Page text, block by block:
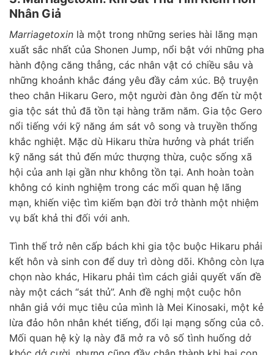
Nhân Giả
Marriagetoxin là một trong những series hài lãng mạn
xuất sắc nhất của Shonen Jump, nổi bật với những pha
hành động căng thẳng, các nhân vật có chiều sâu và
những khoảnh khắc đáng yêu đầy cảm xúc. Bộ truyện
theo chân Hikaru Gero, một người đàn ông đến từ một
gia tộc sát thủ đã tồn tại hàng trăm năm. Gia tộc Gero
nổi tiếng với kỹ năng ám sát vô song và truyền thống
khắc nghiệt. Mặc dù Hikaru thừa hưởng và phát triển
kỹ năng sát thủ đến mức thượng thừa, cuộc sống xã
hội của anh lại gần như không tồn tại. Anh hoàn toàn
không có kinh nghiệm trong các mối quan hệ lãng
mạn, khiến việc tìm kiếm bạn đời trở thành một nhiệm
vụ bất khả thi đối với anh.
Tình thế trở nên cấp bách khi gia tộc buộc Hikaru phải
kết hôn và sinh con để duy trì dòng dõi. Không còn lựa
chọn nào khác, Hikaru phải tìm cách giải quyết vấn đề
này một cách “sát thủ”. Anh đề nghị một cuộc hôn
nhân giả với mục tiêu của mình là Mei Kinosaki, một kẻ
lừa đảo hôn nhân khét tiếng, đổi lại mạng sống của cô.
Mối quan hệ kỳ lạ này đã mở ra vô số tình huống dở